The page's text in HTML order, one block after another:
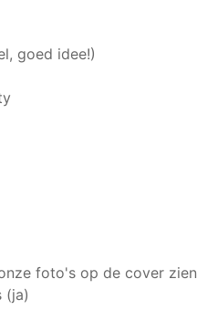
goed idee!)
foto's op de cover zien
(ja)